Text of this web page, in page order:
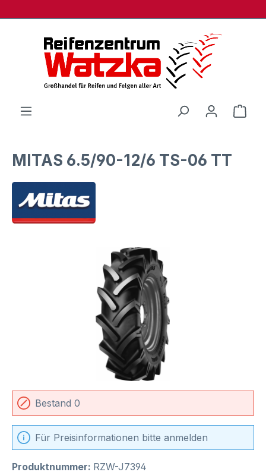
MITAS 6.5/90-12/6 TS-06 TT
Bildergalerie überspringen
Bestand 0
Für Preisinformationen bitte anmelden
Produktnummer: RZW-J7394